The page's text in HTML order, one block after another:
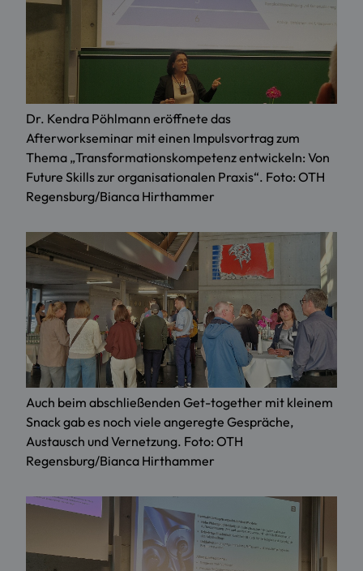
Dr. Kendra Pöhlmann eröffnete das
Afterworkseminar mit einen Impulsvortrag zum
Thema „Transformationskompetenz entwickeln: Von
Future Skills zur organisationalen Praxis“. Foto: OTH
Regensburg/Bianca Hirthammer
Auch beim abschließenden Get-together mit kleinem
Snack gab es noch viele angeregte Gespräche,
Austausch und Vernetzung. Foto: OTH
Regensburg/Bianca Hirthammer